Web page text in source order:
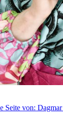
Seite von: